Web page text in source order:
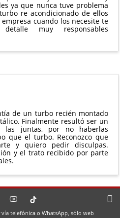
ya que nunca tuve problema
re acondicionado de ellos
cuando los necesite te
muy responsables
de un turbo recién montado
Finalmente resultó ser un
las juntas, por no haberlas
que el turbo. Reconozco que
y quiero pedir disculpas.
y el trato recibido por parte
telefónica o WhatsApp, sólo web